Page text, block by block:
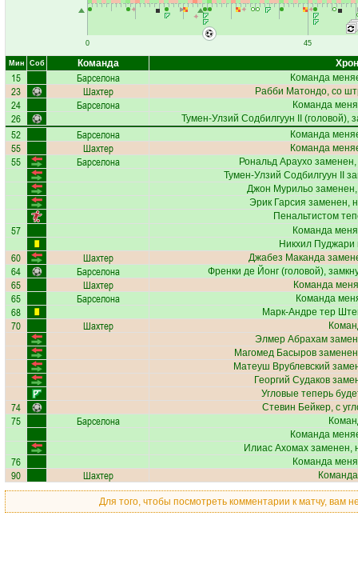
0 45
Мин Соб Команда
15 Барселона Команда
23 Шахтер Рабби Матондо, со
24 Барселона Команда
26 Тумен-Улзий Содбилгуун II (головой),
52 Барселона Команда
55 Шахтер Команда
55 Барселона Рональд Араухо
Тумен-Улзий Содбилгуун II
Джон Мурильо
Эрик Гарсия заменен,
Пенальтистом
57
Команда
Никхил Пуджари
60 Шахтер Джабез Маканда
64 Барселона Френки де Йонг(головой),
65 Шахтер Команда
65 Барселона Команда
68 Марк-Андре тер
70 Шахтер
Элмер Абрахам
Магомед Басыров
Матеуш Врублевский
Георгий Судаков
Угловые теперь
74 Стевин Бейкер, с
75 Барселона
Команда
Илиас Ахомах заменен,
76 Команда
90 Шахтер
Для того, чтобы посмотреть комментарии к матчу, вам